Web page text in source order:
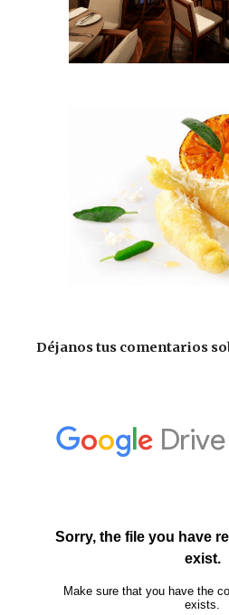
Déjanos tus comentarios